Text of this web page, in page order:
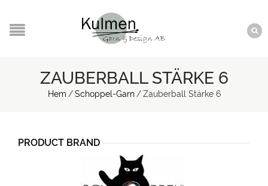
ZAUBERBALL STÄRKE 6
Hem / Schoppel-Garn / Zauberball Stärke 6
PRODUCT BRAND